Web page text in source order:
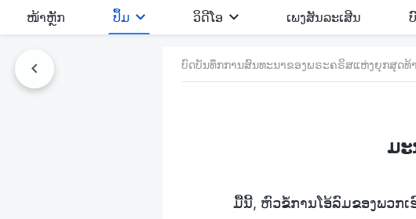
​ໜ້າຫຼັກ ປຶ້ມ ວິ​ດີ​ໂອ ເພງສັນລະເສີນ
ບົດບັນທຶກການສົນທະນາຂອງພຣະຄຣິສແຫ່ງຍຸກສຸດທ້
ມະ
ມື້ນີ້, ຫົວຂໍ້ການໂອ້ລົມຂອງພວກ